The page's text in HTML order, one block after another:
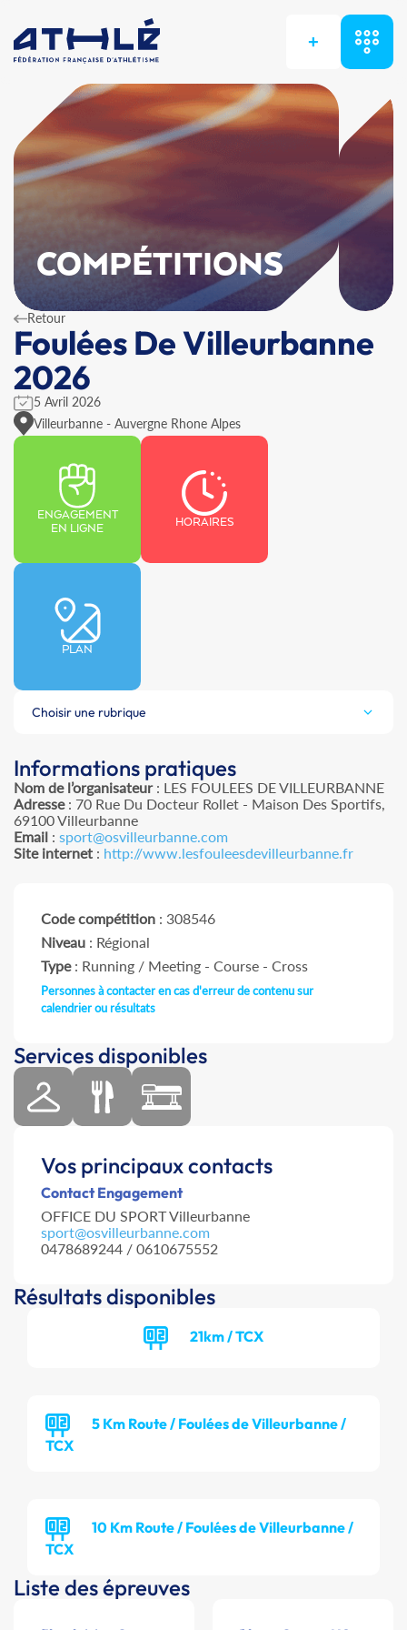
+
COMPÉTITIONS
Retour
Foulées De Villeurbanne
2026
5 Avril 2026
Villeurbanne - Auvergne Rhone Alpes
ENGAGEMENT
EN LIGNE
HORAIRES
PLAN
Choisir une rubrique
Informations pratiques
Nom de l’organisateur: LES FOULEES DE VILLEURBANNE
Adresse: 70 Rue Du Docteur Rollet - Maison Des Sportifs,
69100 Villeurbanne
Email : sport@osvilleurbanne.com
Site internet : http://www.lesfouleesdevilleurbanne.fr
Code compétition : 308546
Niveau : Régional
Type: Running / Meeting - Course - Cross
Personnes à contacter en cas d'erreur de contenu sur
calendrier ou résultats
Services disponibles
Vos principaux contacts
Contact Engagement
OFFICE DU SPORT Villeurbanne
sport@osvilleurbanne.com
0478689244 / 0610675552
Résultats disponibles
21km / TCX
5 Km Route / Foulées de Villeurbanne /
TCX
10 Km Route / Foulées de Villeurbanne /
TCX
Liste des épreuves